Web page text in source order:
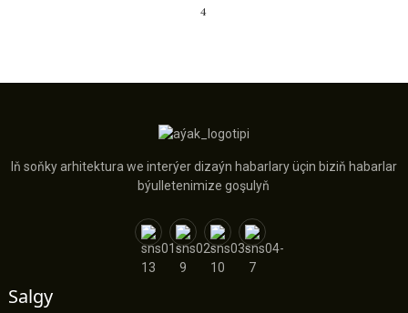
4
Iň soňky arhitektura we interýer dizaýn habarlary üçin biziň habarlar
býulletenimize goşulyň
Salgy